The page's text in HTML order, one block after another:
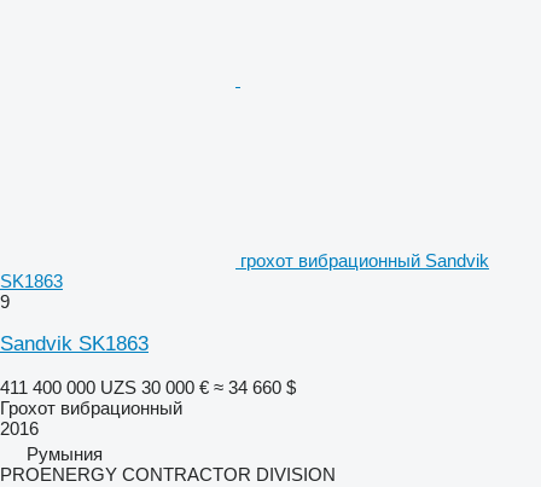
грохот вибрационный Sandvik
SK1863
9
Sandvik SK1863
411 400 000 UZS 30 000 € ≈ 34 660 $
Грохот вибрационный
2016
Румыния
PROENERGY CONTRACTOR DIVISION